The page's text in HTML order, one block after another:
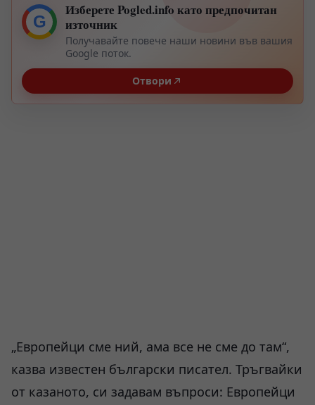
G
Изберете Pogled.info като предпочитан
източник
Получавайте повече наши новини във вашия
Google поток.
Отвори
„Европейци сме ний, ама все не сме до там“,
казва известен български писател. Тръгвайки
от казаното, си задавам въпроси: Европейци